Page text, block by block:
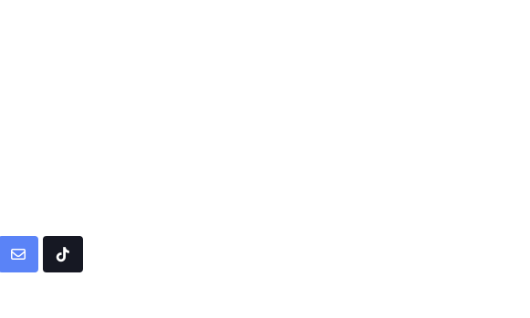
Share Tiktok